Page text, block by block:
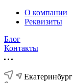
О компании
Реквизиты
Блог
Контакты
Екатеринбург